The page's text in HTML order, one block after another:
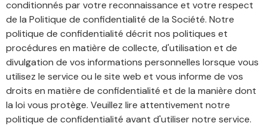
conditionnés par votre reconnaissance et votre respect
de la Politique de confidentialité de la Société. Notre
politique de confidentialité décrit nos politiques et
procédures en matière de collecte, d'utilisation et de
divulgation de vos informations personnelles lorsque vous
utilisez le service ou le site web et vous informe de vos
droits en matière de confidentialité et de la manière dont
la loi vous protège. Veuillez lire attentivement notre
politique de confidentialité avant d'utiliser notre service.